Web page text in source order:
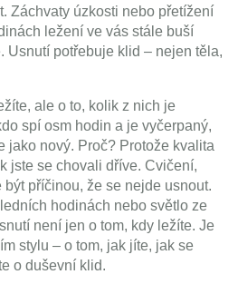
Záchvaty úzkosti nebo přetížení
ležení ve vás stále buší
Usnutí potřebuje klid – nejen těla,
ale o to, kolik z nich je
spí osm hodin a je vyčerpaný,
jako nový. Proč? Protože kvalita
jste se chovali dříve. Cvičení,
být příčinou, že se nejde usnout.
hodinách nebo světlo ze
není jen o tom, kdy ležíte. Je
stylu – o tom, jak jíte, jak se
o duševní klid.